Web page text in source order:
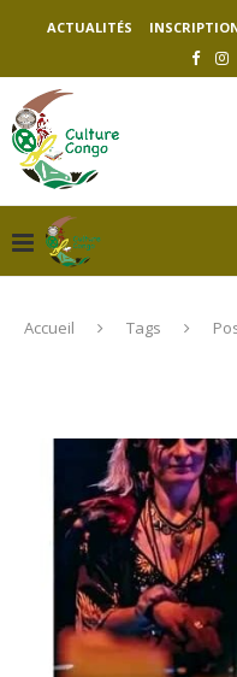
ACTUALITÉS
Accueil Tags